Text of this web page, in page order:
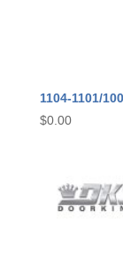
1104-1101/
$0.00